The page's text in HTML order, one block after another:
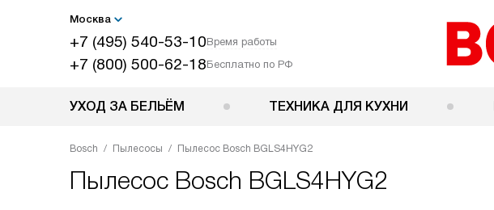
Москва
+7 (495) 540-53-10Время работы
+7 (800) 500-62-18Бесплатно по РФ
УХОД ЗА БЕЛЬЁМ ТЕХНИКА ДЛЯ КУХНИ
Bosch Пылесосы Пылесос Bosch BGLS4HYG2
Пылесос Bosch BGLS4HYG2